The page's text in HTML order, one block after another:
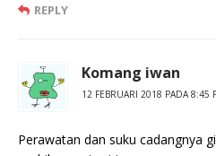
REPLY
Komang iwan
12 FEBRUARI 2018 PADA 8:45
Perawatan dan suku cadangnya